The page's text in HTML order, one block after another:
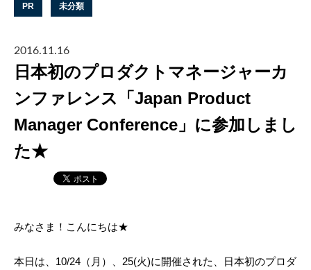
PR 未分類
2016.11.16
日本初のプロダクトマネージャーカ
ンファレンス「Japan Product
Manager Conference」に参加しまし
た★
みなさま！こんにちは★
本日は、10/24（月）、25(火)に開催された、日本初のプロダ